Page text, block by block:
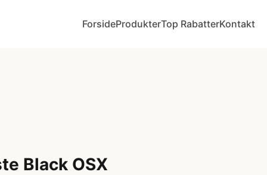
ForsideProdukterTop RabatterKontakt
Black OSX